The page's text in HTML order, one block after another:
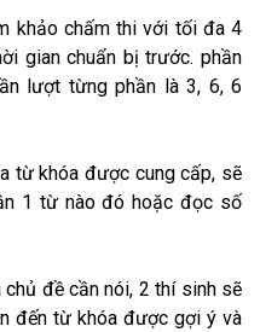
khảo chấm thi với tối đa 4
gian chuẩn bị trước. phần
lượt từng phần là 3, 6, 6
từ khóa được cung cấp, sẽ
1 từ nào đó hoặc đọc số
đề cần nói, 2 thí sinh sẽ
đến từ khóa được gợi ý và